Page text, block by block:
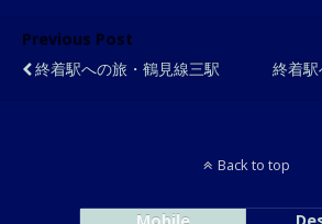
Previous Post
終着駅への旅・鶴見線三駅
終着
Back to top